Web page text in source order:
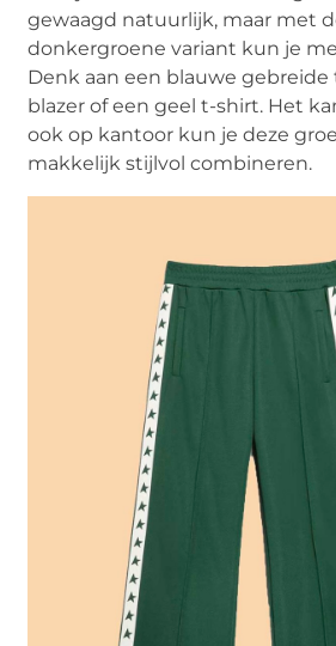
gewaagd natuurlijk, maar met
donkergroene variant kun je
Denk aan een blauwe gebreide
blazer of een geel t-shirt. Het
ook op kantoor kun je deze
makkelijk stijlvol combineren.